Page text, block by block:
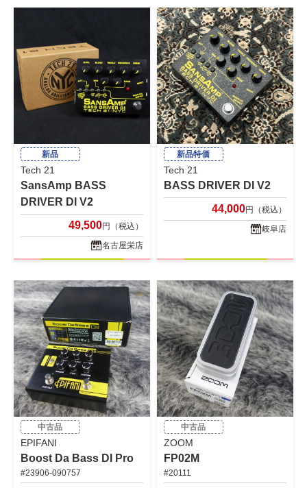
新品
Tech 21
SansAmp BASS
DRIVER DI V2
49,500円（税込）
名古屋栄店
新品特価
Tech 21
BASS DRIVER DI V2
44,000円（税込）
岐阜店
中古品
EPIFANI
Boost Da Bass DI Pro
#23906-090757
中古品
ZOOM
FP02M
#20111